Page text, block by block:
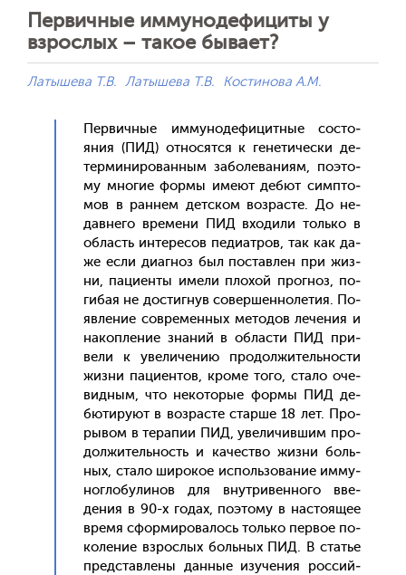
Первичные иммунодефициты у
взрослых – такое бывает?
Латышева Т.В. Латышева Т.В. Костинова А.М.
Пер­вичные им­му­ноде­фицит­ные сос­то­
яния (ПИД) от­но­сят­ся к ге­нети­чес­ки де­
тер­ми­ниро­ван­ным за­боле­вани­ям, по­это­
му мно­гие фор­мы име­ют де­бют сим­пто­
мов в ран­нем дет­ском воз­расте. До не­
дав­не­го вре­мени ПИД вхо­дили толь­ко в
об­ласть ин­те­ресов пе­ди­ат­ров, так как да­
же ес­ли ди­аг­ноз был пос­тавлен при жиз­
ни, па­ци­ен­ты име­ли пло­хой прог­ноз, по­
гибая не дос­тигнув со­вер­шенно­летия. По­
яв­ле­ние сов­ре­мен­ных ме­тодов ле­чения и
на­коп­ле­ние зна­ний в об­ласти ПИД при­
вели к уве­личе­нию про­дол­жи­тель­нос­ти
жиз­ни па­ци­ен­тов, кро­ме то­го, ста­ло оче­
вид­ным, что не­кото­рые фор­мы ПИД де­
бюти­ру­ют в воз­расте стар­ше 18 лет. Про­
рывом в те­рапии ПИД, уве­личив­шим про­
дол­жи­тель­ность и ка­чес­тво жиз­ни боль­
ных, ста­ло ши­рокое ис­поль­зо­вание им­му­
ног­ло­були­нов для внут­ри­вен­но­го вве­
дения в 90-х го­дах, по­это­му в нас­то­ящее
вре­мя сфор­ми­рова­лось толь­ко пер­вое по­
коле­ние взрос­лых боль­ных ПИД. В статье
пред­став­ле­ны дан­ные изу­чения рос­сий­